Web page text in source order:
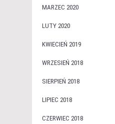
MARZEC 2020
LUTY 2020
KWIECIEŃ 2019
WRZESIEŃ 2018
SIERPIEŃ 2018
LIPIEC 2018
CZERWIEC 2018